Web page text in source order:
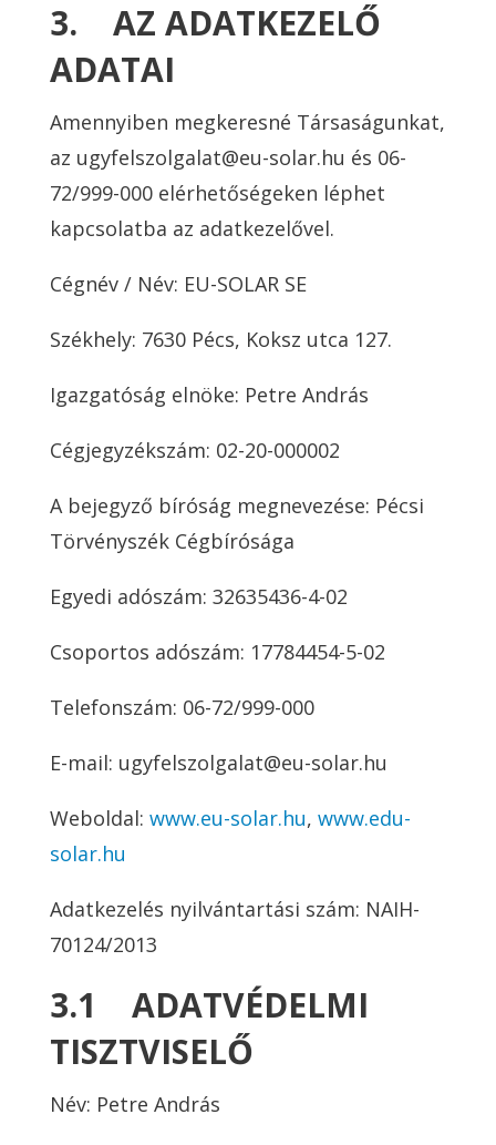
3. AZ ADATKEZELŐ
ADATAI
Amennyiben megkeresné Társaságunkat,
az ugyfelszolgalat@eu-solar.hu és 06-
72/999-000 elérhetőségeken léphet
kapcsolatba az adatkezelővel.
Cégnév / Név: EU-SOLAR SE
Székhely: 7630 Pécs, Koksz utca 127.
Igazgatóság elnöke: Petre András
Cégjegyzékszám: 02-20-000002
A bejegyző bíróság megnevezése: Pécsi
Törvényszék Cégbírósága
Egyedi adószám: 32635436-4-02
Csoportos adószám: 17784454-5-02
Telefonszám: 06-72/999-000
E-mail: ugyfelszolgalat@eu-solar.hu
Weboldal: www.eu-solar.hu, www.edu-
solar.hu
Adatkezelés nyilvántartási szám: NAIH-
70124/2013
3.1 ADATVÉDELMI
TISZTVISELŐ
Név: Petre András